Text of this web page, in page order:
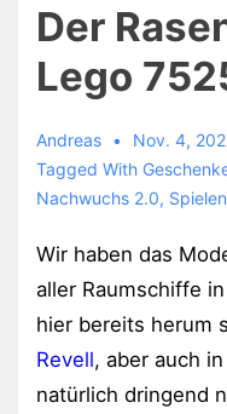
Der
Lego
Andreas Nov. 4,
Tagged With
Nachwuchs 2.0, Spielen
Wir haben das
aller Raumschiffe
hier bereits herum
Revell, aber auch
natürlich dringend